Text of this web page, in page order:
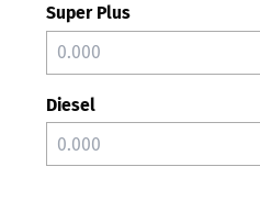
Super Plus
Diesel